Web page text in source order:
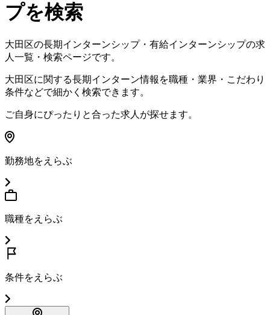
プを検索
大田区の長期インターンシップ・有給インターンシップの求
人一覧・検索ページです。
大田区に関する長期インターン情報を職種・業界・こだわり
条件などで細かく検索できます。
ご自身にぴったりと合った求人が探せます。
勤務地をえらぶ
職種をえらぶ
条件をえらぶ